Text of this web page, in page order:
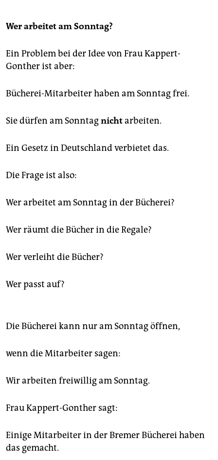
Wer arbeitet am Sonntag?
Ein Problem bei der Idee von Frau Kappert-
Gonther ist aber:
Bücherei-Mitarbeiter haben am Sonntag frei.
Sie dürfen am Sonntagnichtarbeiten.
Ein Gesetz in Deutschland verbietet das.
Die Frage ist also:
Wer arbeitet am Sonntag in der Bücherei?
Wer räumt die Bücher in die Regale?
Wer verleiht die Bücher?
Wer passt auf?
Die Bücherei kann nur am Sonntag öffnen,
wenn die Mitarbeiter sagen:
Wir arbeiten freiwillig am Sonntag.
Frau Kappert-Gonther sagt:
Einige Mitarbeiter in der Bremer Bücherei haben
das gemacht.